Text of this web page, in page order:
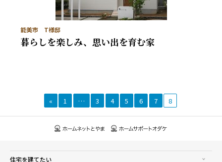
能美市 T様邸
暮らしを楽しみ、思い出を育む家
« 1 … 3 4 5 6 7 8
住宅を建てたい